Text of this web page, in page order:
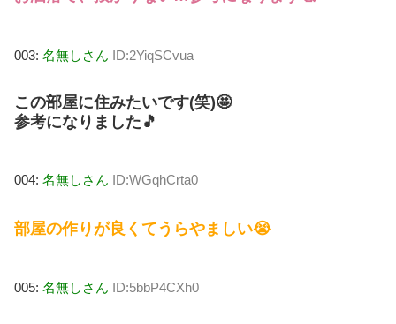
003: 名無しさん ID:2YiqSCvua
この部屋に住みたいです(笑)🤩
参考になりました🎵
004: 名無しさん ID:WGqhCrta0
部屋の作りが良くてうらやましい😭
005: 名無しさん ID:5bbP4CXh0